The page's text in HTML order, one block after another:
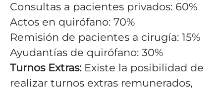
Consultas a pacientes privados: 60%
Actos en quirófano: 70%
Remisión de pacientes a cirugía: 15%
Ayudantías de quirófano: 30%
Turnos Extras:Existe la posibilidad de
realizar turnos extras remunerados,